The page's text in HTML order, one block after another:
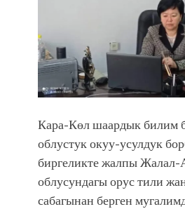
Садыр ЖАПАРОВ:
адабият алпы чыгыш үчүн,
уланышы үчүн журнал сөзсүз
“Китепкана түнγ-2026”:
Мээрим Мураталиева менен
жолугушууга келиңиз!
Тоо” журналынын тарыхы
редакторлору... (Тизме. Видео)
“КАРА КЕМПИР”:
ТҮБӨЛҮК СИМВОЛУ
Кыргызстандагы эң ири
Кара-Көл шаардык билим
облустук окуу-усулдук
биргеликте жалпы Жалал-
облусундагы орус тили
сабагынан берген